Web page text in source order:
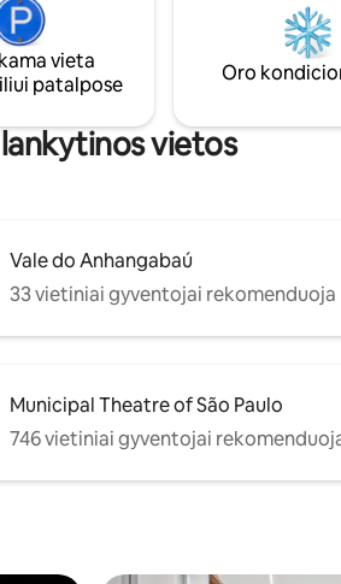
stotis, esanti už 8 minučių
pėsčiomis. Triukšmo
vieta
patalpose
Oro
vietos
Vale do Anhangabaú
33 vietiniai gyventojai rekomenduoja
Municipal Theatre of São Paulo
746 vietiniai gyventojai